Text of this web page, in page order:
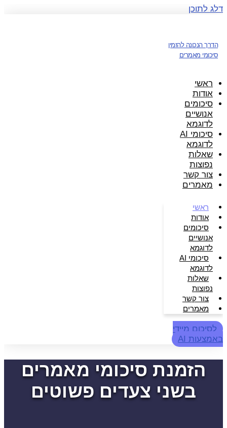
דלג לתוכן
הדרך הנכונה להזמין
סיכומי מאמרים
ראשי
אודות
סיכומים
אנושיים
לדוגמא
סיכומי AI
לדוגמא
שאלות
נפוצות
צור קשר
מאמרים
ראשי
אודות
סיכומים
אנושיים
לדוגמא
סיכומי AI
לדוגמא
שאלות
נפוצות
צור קשר
מאמרים
לסיכום מיידי
באמצעות AI
הזמנת סיכומי מאמרים
בשני צעדים פשוטים